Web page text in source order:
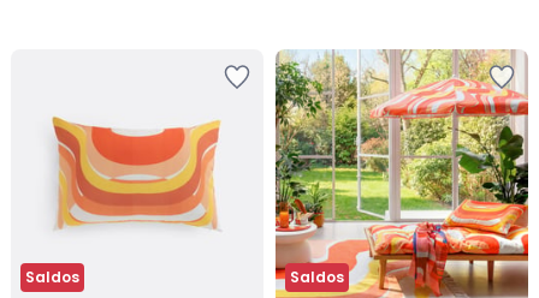
Saldos Saldos